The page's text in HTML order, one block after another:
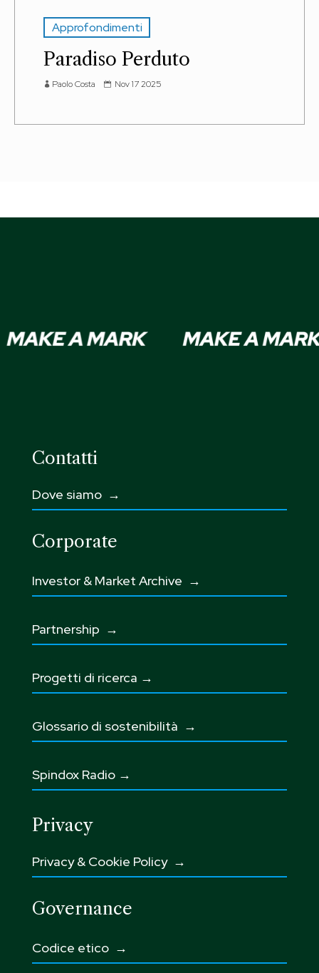
Approfondimenti
Paradiso Perduto
Paolo Costa Nov 17 2025
Contatti
Dove siamo →
Corporate
Investor & Market Archive →
Partnership →
Progetti di ricerca →
Glossario di sostenibilità →
Spindox Radio →
Privacy
Privacy & Cookie Policy →
Governance
Codice etico →